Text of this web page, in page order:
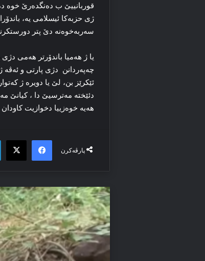
قوربانییێ ب دەنگدەرێ خوە
ژی حزبەکا ئیسلامی یە،
سەربەخوەنە دێ پتر
یا ژ هەمیا باندۆرتر هەمی
چەپەردانن دژی پارتی و
ئێکرێز بن، لێ یا دویرە ژ
دئێختە مەترسیێ دا ، کیانێ
هەیە خوەزییا دخوازیت
پارڤەکرن
X